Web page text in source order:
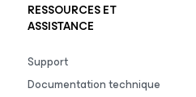
RESSOURCES ET
ASSISTANCE
Support
Documentation technique